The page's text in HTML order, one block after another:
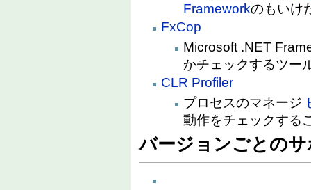
Frameworkのもいけ
FxCop
Microsoft .NET
かチェックするツー
CLR Profiler
プロセスのマネージ
動作をチェックする
バージョンごとの